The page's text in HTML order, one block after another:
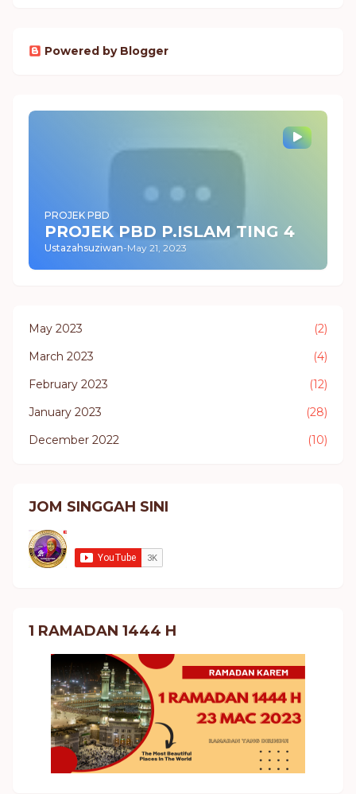
Powered by Blogger
PROJEK PBD
PROJEK PBD P.ISLAM TING 4
Ustazahsuziwan-May 21, 2023
May 2023
(2)
March 2023
(4)
February 2023
(12)
January 2023
(28)
December 2022
(10)
JOM SINGGAH SINI
1 RAMADAN 1444 H